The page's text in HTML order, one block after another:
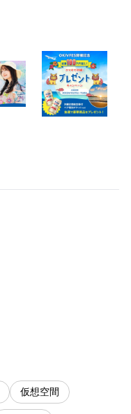
仮想空間